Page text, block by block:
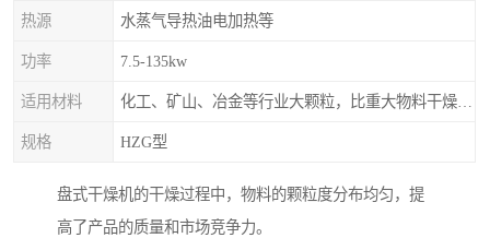
热源 水蒸气导热油电加热等
功率 7.5-135kw
适用材料
规格 HZG型
盘式干燥机的干燥过程中，物料的颗粒度分布均匀，提
高了产品的质量和市场竞争力。